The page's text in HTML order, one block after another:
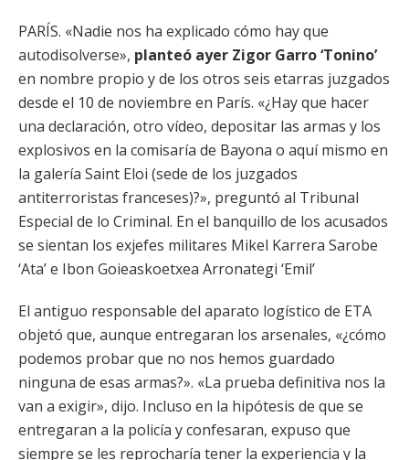
PARÍS. «Nadie nos ha explicado cómo hay que
autodisolverse», planteó ayer Zigor Garro ‘Tonino’
en nombre propio y de los otros seis etarras juzgados
desde el 10 de noviembre en París. «¿Hay que hacer
una declaración, otro vídeo, depositar las armas y los
explosivos en la comisaría de Bayona o aquí mismo en
la galería Saint Eloi (sede de los juzgados
antiterroristas franceses)?», preguntó al Tribunal
Especial de lo Criminal. En el banquillo de los acusados
se sientan los exjefes militares Mikel Karrera Sarobe
‘Ata’ e Ibon Goieaskoetxea Arronategi ‘Emil’
El antiguo responsable del aparato logístico de ETA
objetó que, aunque entregaran los arsenales, «¿cómo
podemos probar que no nos hemos guardado
ninguna de esas armas?». «La prueba definitiva nos la
van a exigir», dijo. Incluso en la hipótesis de que se
entregaran a la policía y confesaran, expuso que
siempre se les reprocharía tener la experiencia y la